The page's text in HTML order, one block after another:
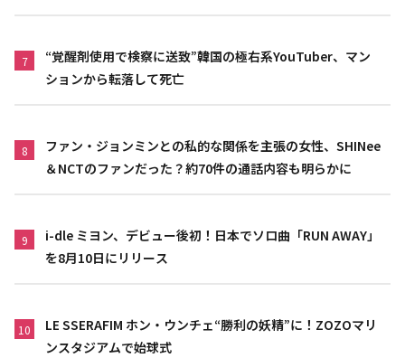
7
“覚醒剤使用で検察に送致”韓国の極右系YouTuber、マン
ションから転落して死亡
8
ファン・ジョンミンとの私的な関係を主張の女性、SHINee
＆NCTのファンだった？約70件の通話内容も明らかに
9
i-dle ミヨン、デビュー後初！日本でソロ曲「RUN AWAY」
を8月10日にリリース
10
LE SSERAFIM ホン・ウンチェ“勝利の妖精”に！ZOZOマリ
ンスタジアムで始球式